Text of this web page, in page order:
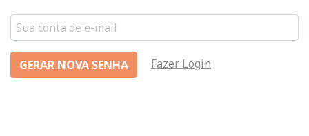
GERAR NOVA SENHA Fazer Login